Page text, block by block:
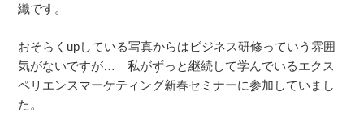
織です。
おそらくupしている写真からはビジネス研修っていう雰囲
気がないですが… 私がずっと継続して学んでいるエクス
ペリエンスマーケティング新春セミナーに参加していまし
た。